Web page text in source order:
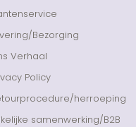
Bezorging
Verhaal
Policy
herroeping
samenwerking/B2B